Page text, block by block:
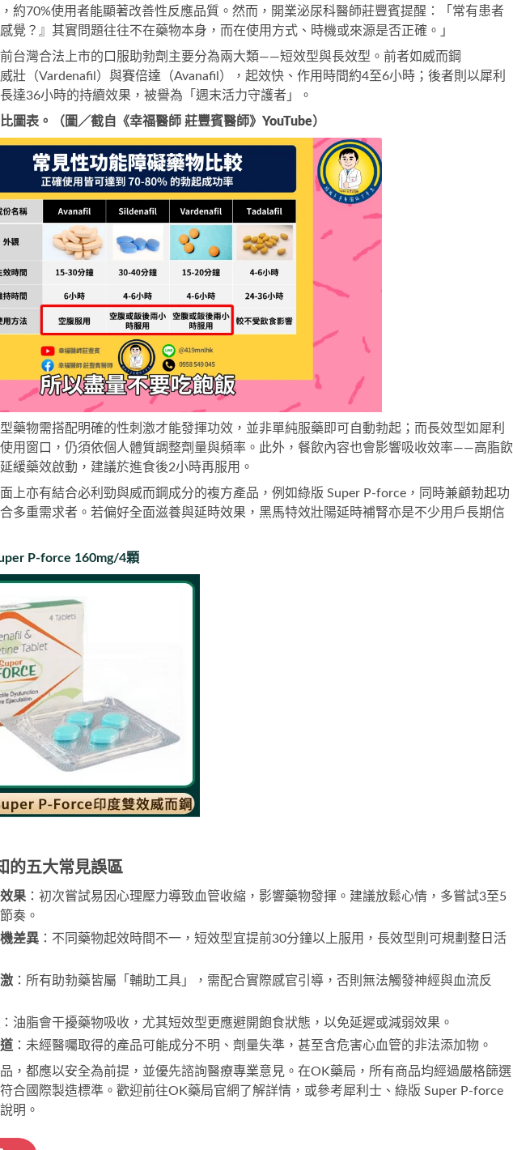
約70%使用者能顯著改善性反應品質。然而，開業泌尿科醫師莊豐賓提醒：「常有患者
覺？』其實問題往往不在藥物本身，而在使用方式、時機或來源是否正確。」
台灣合法上市的口服助勃劑主要分為兩大類——短效型與長效型。前者如威而鋼
威壯（Vardenafil）與賽倍達（Avanafil），起效快、作用時間約4至6小時；後者則以犀利
達36小時的持續效果，被譽為「週末活力守護者」。
圖表。（圖／截自《幸福醫師 莊豐賓醫師》YouTube）
藥物需搭配明確的性刺激才能發揮功效，並非單純服藥即可自動勃起；而長效型如犀利
用窗口，仍須依個人體質調整劑量與頻率。此外，餐飲內容也會影響吸收效率——高脂飲
緩藥效啟動，建議於進食後2小時再服用。
上亦有結合必利勁與威而鋼成分的複方產品，例如綠版 Super P-force ，同時兼顧勃起功
多重需求者。若偏好全面滋養與延時效果， 黑馬特效壯陽延時補腎亦是不少用戶長期信
P-force 160mg/4顆
的五大常見誤區
果 ：初次嘗試易因心理壓力導致血管收縮，影響藥物發揮。建議放鬆心情，多嘗試3至5
奏。
差異 ：不同藥物起效時間不一，短效型宜提前30分鐘以上服用，長效型則可規劃整日活
：所有助勃藥皆屬「輔助工具」，需配合實際感官引導，否則無法觸發神經與血流反
：油脂會干擾藥物吸收，尤其短效型更應避開飽食狀態，以免延遲或減弱效果。
：未經醫囑取得的產品可能成分不明、劑量失準，甚至含危害心血管的非法添加物。
，都應以安全為前提，並優先諮詢醫療專業意見。在OK藥局，所有商品均經過嚴格篩選
合國際製造標準。歡迎前往OK藥局官網了解詳情，或參考犀利士 、 綠版 Super P-force
明。